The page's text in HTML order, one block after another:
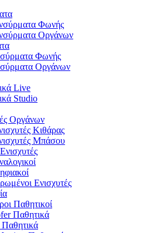
Φωνής
Οργάνων
Φωνής
Οργάνων
Live
Studio
Οργάνων
Κιθάρας
Μπάσου
Ενισχυτές
Παθητικοί
Παθητικά